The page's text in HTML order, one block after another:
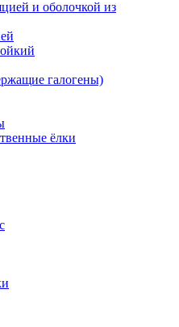
и оболочкой из
галогены)
ёлки